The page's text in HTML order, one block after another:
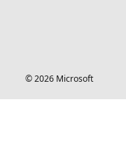
© 2026 Microsoft